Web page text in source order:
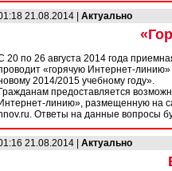
21.08.2014 | Актуально
20 по 26 августа 2014 года
«горячую Интернет-
2014/2015 учебному году».
Гражданам предоставляется
Интернет-линию», размещенную на
Ответы на данные вопросы
21.08.2014 | Актуально